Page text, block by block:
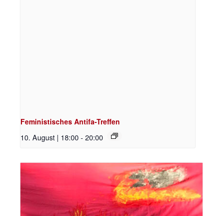
Feministisches Antifa-Treffen
10. August | 18:00- 20:00